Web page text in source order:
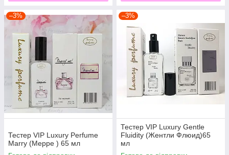
–3%
Тестер VIP Luxury Perfume
Marry (Мерре ) 65 мл
–3%
Тестер VIP Luxury Gentle
Fluidity (Жентли Флюид)65
мл